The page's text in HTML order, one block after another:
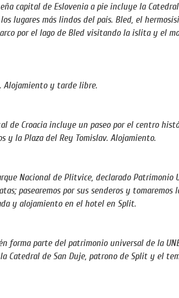
capital de Eslovenia a pie incluye la
lugares más lindos del país. Bled, el
por el lago de Bled visitando la islita y el
Alojamiento y tarde libre.
de Croacia incluye un paseo por el centro
y la Plaza del Rey Tomislav. Alojamiento.
Nacional de Plitvice, declarado Patrimonio
pasearemos por sus senderos y tomaremos
y alojamiento en el hotel en Split.
parte del patrimonio universal de la
Catedral de San Duje, patrono de Split y el